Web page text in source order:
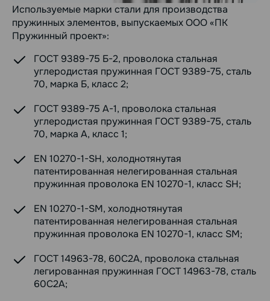
Используемые марки стали для производства
пружинных элементов, выпускаемых ООО «ПК
Пружинный проект»:
ГОСТ 9389-75 Б-2, проволока стальная
углеродистая пружинная ГОСТ 9389-75, сталь
70, марка Б, класс 2;
ГОСТ 9389-75 А-1, проволока стальная
углеродистая пружинная ГОСТ 9389-75, сталь
70, марка А, класс 1;
EN 10270-1-SH, холоднотянутая
патентированная нелегированная стальная
пружинная проволока EN 10270-1, класс SH;
EN 10270-1-SM, холоднотянутая
патентированная нелегированная стальная
пружинная проволока EN 10270-1, класс SM;
ГОСТ 14963-78, 60С2А, проволока стальная
легированная пружинная ГОСТ 14963-78, сталь
60С2А;